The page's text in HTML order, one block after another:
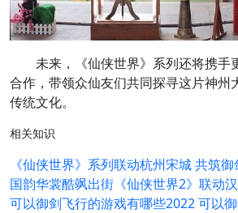
未来，《仙侠世界》系列还将携手
合作，带领众仙友们共同探寻这片神州
传统文化。
相关知识
《仙侠世界》系列联动杭州宋城 共筑
国韵华裳酷飒出街《仙侠世界2》联动
可以御剑飞行的游戏有哪些2022 可以